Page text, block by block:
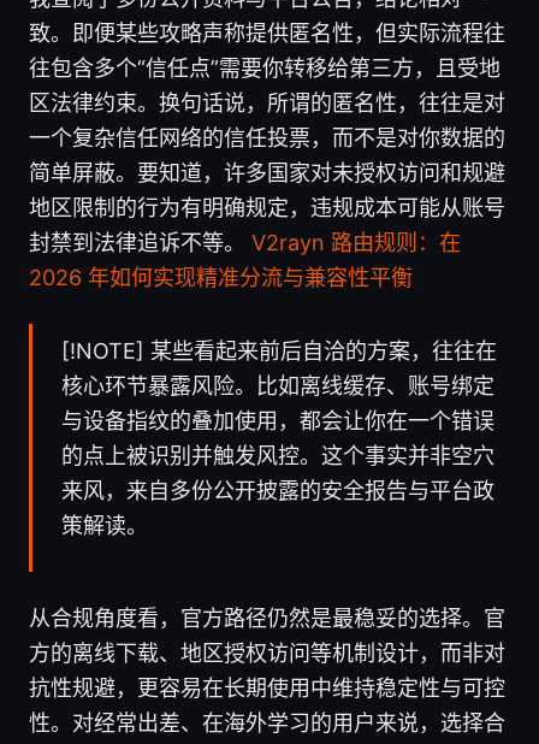
致。即便某些攻略声称提供匿名性，但实际流程往
往包含多个“信任点”需要你转移给第三方，且受地
区法律约束。换句话说，所谓的匿名性，往往是对
一个复杂信任网络的信任投票，而不是对你数据的
简单屏蔽。要知道，许多国家对未授权访问和规避
地区限制的行为有明确规定，违规成本可能从账号
封禁到法律追诉不等。 V2rayn 路由规则：在
2026 年如何实现精准分流与兼容性平衡
[!NOTE] 某些看起来前后自洽的方案，往往在
核心环节暴露风险。比如离线缓存、账号绑定
与设备指纹的叠加使用，都会让你在一个错误
的点上被识别并触发风控。这个事实并非空穴
来风，来自多份公开披露的安全报告与平台政
策解读。
从合规角度看，官方路径仍然是最稳妥的选择。官
方的离线下载、地区授权访问等机制设计，而非对
抗性规避，更容易在长期使用中维持稳定性与可控
性。对经常出差、在海外学习的用户来说，选择合